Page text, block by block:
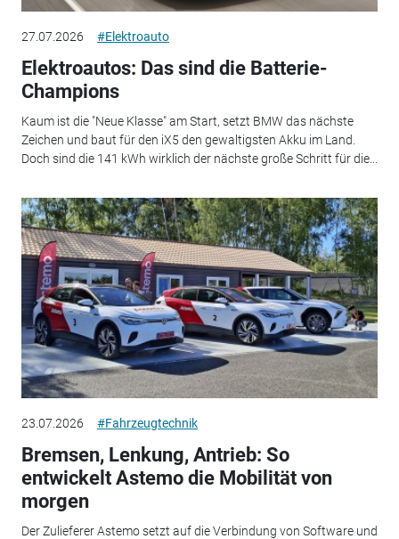
27.07.2026 #Elektroauto
Elektroautos: Das sind die Batterie-
Champions
Kaum ist die "Neue Klasse" am Start, setzt BMW das nächste
Zeichen und baut für den iX5 den gewaltigsten Akku im Land.
Doch sind die 141 kWh wirklich der nächste große Schritt für die...
23.07.2026 #Fahrzeugtechnik
Bremsen, Lenkung, Antrieb: So
entwickelt Astemo die Mobilität von
morgen
Der Zulieferer Astemo setzt auf die Verbindung von Software und